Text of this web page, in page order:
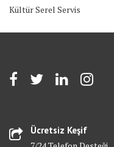
Kültür Serel Servis
Ücretsiz Keşif